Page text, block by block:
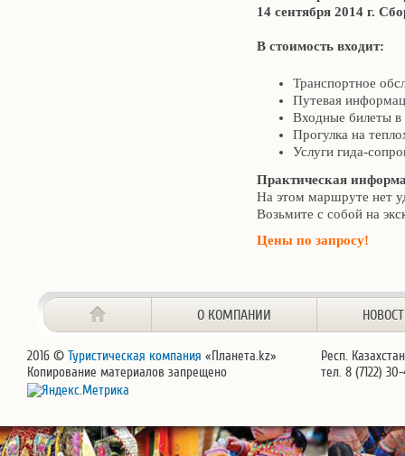
14 сентября 2014 г.
В стоимость входит:
Транспортное
Путевая
Входные билеты в
Прогулка на
Услуги гида-
Практическая
На этом маршруте нет
Возьмите с собой на
Цены по запросу!
О КОМПАНИИ
2016 © Туристическая компания «Планета.kz»
Копирование материалов запрещено
Респ.
тел. 8 (7122)